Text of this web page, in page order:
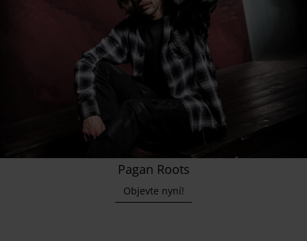
Pagan Roots
Objevte nyní!